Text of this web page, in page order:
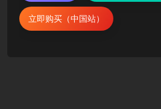
立即购买（中国站）